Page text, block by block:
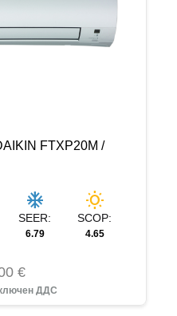
FTXP20M /
ac_unit
SEER:
6.79
wb_sunny
SCOP:
4.65
€